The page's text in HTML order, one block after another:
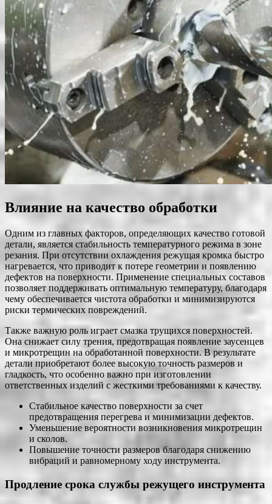
Влияние на качество обработки
Одним из главных факторов, определяющих качество готовой
детали, является стабильность температурного режима в зоне
резания. При отсутствии охлаждения режущая кромка быстро
нагревается, что приводит к потере геометрии и появлению
дефектов на поверхности. Применение специальных составов
позволяет поддерживать оптимальную температуру, благодаря
чему обеспечивается чистота обработки и минимизируются
риски термических повреждений.
Также важную роль играет смазка трущихся поверхностей.
Она снижает силу трения, предотвращая появление заусенцев
и микротрещин на обработанной поверхности. В результате
детали приобретают более высокую точность размеров и
гладкость, что особенно важно при изготовлении
ответственных изделий с жесткими требованиями к качеству.
Стабильное качество поверхности за счет
предотвращения перегрева и минимизации дефектов.
Уменьшение вероятности возникновения микротрещин
и сколов.
Повышение точности размеров благодаря снижению
вибраций и равномерному ходу инструмента.
Продление срока службы режущего инструмента